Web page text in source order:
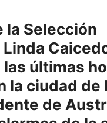
la Selección
últimas
la ciudad de
de